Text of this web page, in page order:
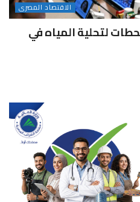
الاقتصاد المصرى
محطات لتحلية المياه في